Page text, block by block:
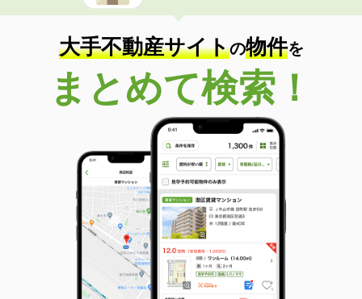
大手不動産サイトの物件を
まとめて検索！